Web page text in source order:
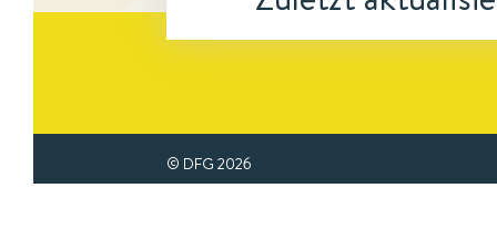
© DFG 2026